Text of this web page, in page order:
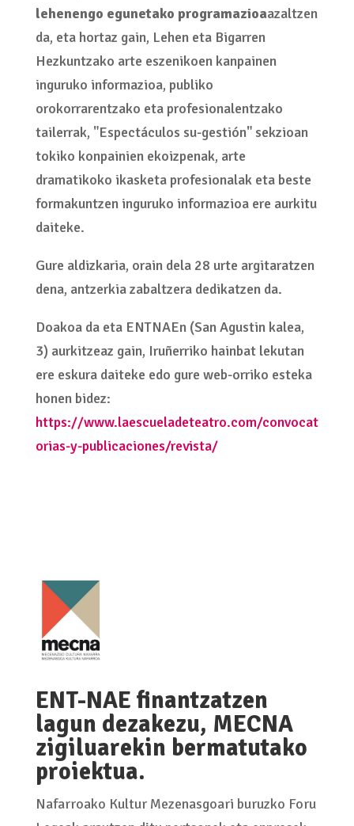
lehenengo egunetako programazioaazaltzen
da, eta hortaz gain, Lehen eta Bigarren
Hezkuntzako arte eszenikoen kanpainen
inguruko informazioa, publiko
orokorrarentzako eta profesionalentzako
tailerrak, "Espectáculos su-gestión" sekzioan
tokiko konpainien ekoizpenak, arte
dramatikoko ikasketa profesionalak eta beste
formakuntzen inguruko informazioa ere aurkitu
daiteke.
Gure aldizkaria, orain dela 28 urte argitaratzen
dena, antzerkia zabaltzera dedikatzen da.
Doakoa da eta ENTNAEn (San Agustin kalea,
3) aurkitzeaz gain, Iruñerriko hainbat lekutan
ere eskura daiteke edo gure web-orriko esteka
honen bidez:
https://www.laescueladeteatro.com/convocat
orias-y-publicaciones/revista/
ENT-NAE finantzatzen
lagun dezakezu, MECNA
zigiluarekin bermatutako
proiektua.
Nafarroako Kultur Mezenasgoari buruzko Foru